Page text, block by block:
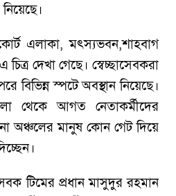
এলাকা, মৎস্যভবন,শাহবাগ
দেখা গেছে। স্বেচ্ছাসেবকরা
বিভিন্ন স্পটে অবস্থান নিয়েছে।
থেকে আগত নেতাকর্মীদের
অঞ্চলের মানুষ কোন গেট দিয়ে
টিমের প্রধান মাসুদুর রহমান